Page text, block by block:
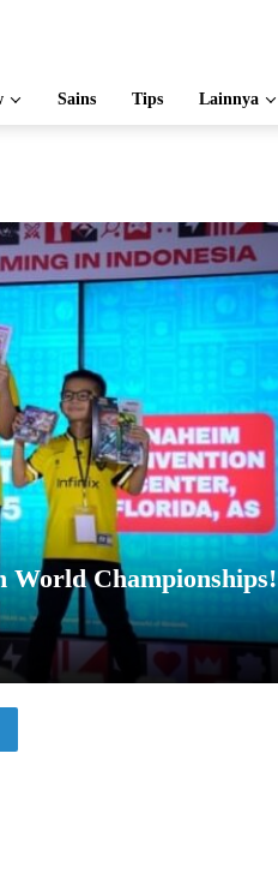
Sains Tips Lainnya
World Championships!